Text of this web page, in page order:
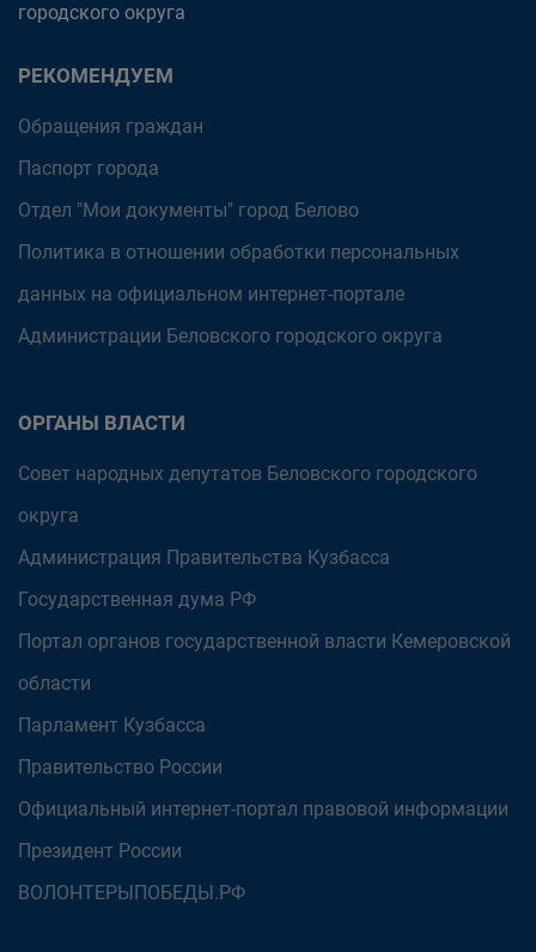
городского округа
РЕКОМЕНДУЕМ
Обращения граждан
Паспорт города
Отдел "Мои документы" город Белово
Политика в отношении обработки персональных
данных на официальном интернет-портале
Администрации Беловского городского округа
ОРГАНЫ ВЛАСТИ
Совет народных депутатов Беловского городского
округа
Администрация Правительства Кузбасса
Государственная дума РФ
Портал органов государственной власти Кемеровской
области
Парламент Кузбасса
Правительство России
Официальный интернет-портал правовой информации
Президент России
ВОЛОНТЕРЫПОБЕДЫ.РФ